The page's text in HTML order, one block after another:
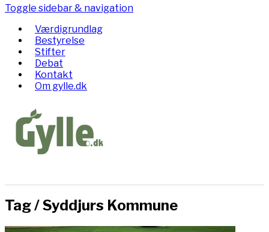
Toggle sidebar & navigation
Værdigrundlag
Bestyrelse
Stifter
Debat
Kontakt
Om gylle.dk
Tag /Syddjurs Kommune